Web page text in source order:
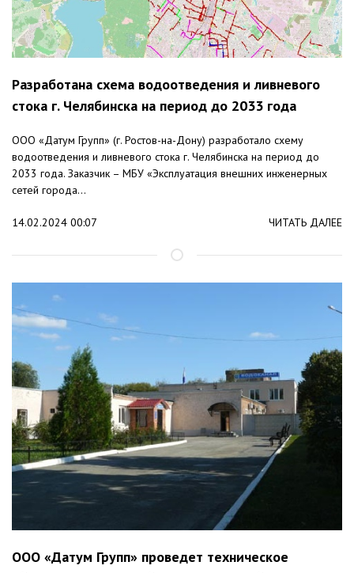
Разработана схема водоотведения и ливневого
стока г. Челябинска на период до 2033 года
ООО «Датум Групп» (г. Ростов-на-Дону) разработало схему
водоотведения и ливневого стока г. Челябинска на период до
2033 года. Заказчик – МБУ «Эксплуатация внешних инженерных
сетей города...
14.02.2024 00:07 ЧИТАТЬ ДАЛЕЕ
ООО «Датум Групп» проведет техническое